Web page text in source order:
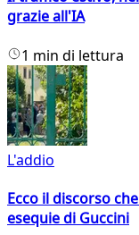
grazie all'IA
1 min di lettura
L'addio
Ecco il discorso
esequie di Guccini